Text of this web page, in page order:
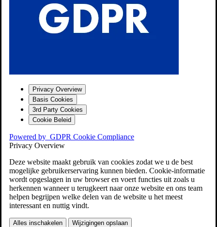
Privacy Overview
Basis Cookies
3rd Party Cookies
Cookie Beleid
Powered by GDPR Cookie Compliance
Privacy Overview
Deze website maakt gebruik van cookies zodat we u de best
mogelijke gebruikerservaring kunnen bieden. Cookie-informatie
wordt opgeslagen in uw browser en voert functies uit zoals u
herkennen wanneer u terugkeert naar onze website en ons team
helpen begrijpen welke delen van de website u het meest
interessant en nuttig vindt.
Alles inschakelen Wijzigingen opslaan